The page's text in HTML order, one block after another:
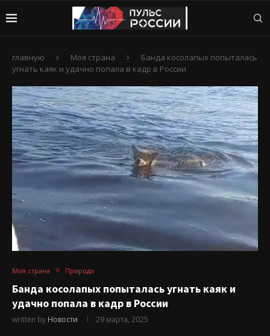
главную Моя страна
Банда косолапых попыталась
угнать каяк и удачно попала в кадр в России
Моя страна Природа
Банда косолапых попыталась угнать каяк и
удачно попала в кадр в России
written by Новости 29 марта, 2025